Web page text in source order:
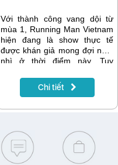
Với thành công vang dội từ
mùa 1, Running Man Vietnam
hiện đang là show thực tế
được khán giả mong đợi nhất
nhì ở thời điểm này. Tuy
đầu tiên, chương trình
Running Man Vietnam mùa 2
Chi tiết